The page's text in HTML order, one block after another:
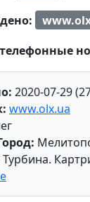
2020-07-29
www.olx.ua
Турбина.